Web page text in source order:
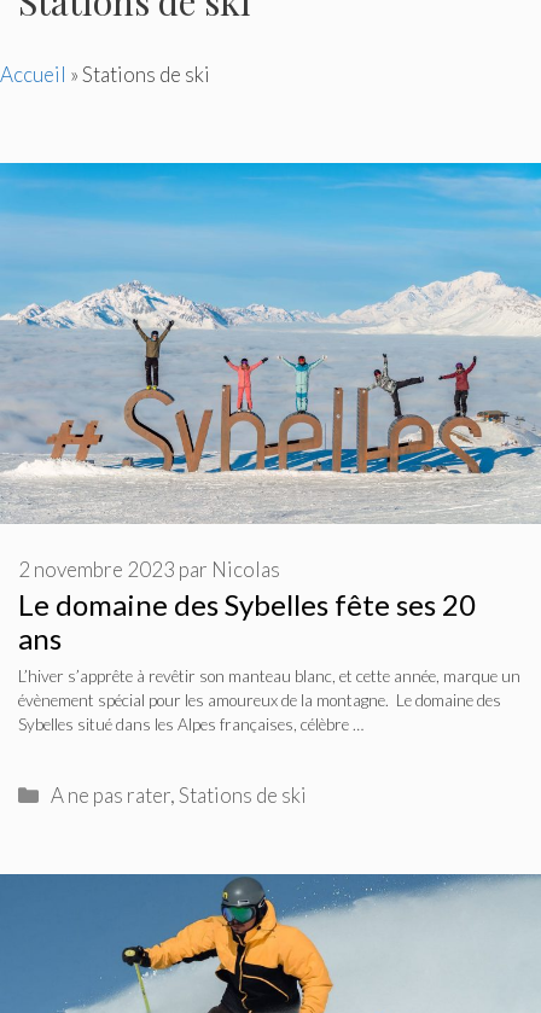
Accueil »Stations de ski
Le domaine des Sybelles fête ses 20
ans
2 novembre 2023 par Nicolas
L’hiver s’apprête à revêtir son manteau blanc, et cette année, marque un
évènement spécial pour les amoureux de la montagne. Le domaine des
Sybelles situé dans les Alpes françaises, célèbre …
Catégories
A ne pas rater,Stations de ski